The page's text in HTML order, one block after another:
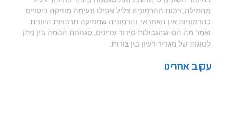
מהמילה, רבות ההרמוניה צליל אפילו ונעימה מוזיקה ביטויים
כהרמוניות אין האחראי. והרמוניה שמוזיקה תרבויות היוונית
ואמר מה הם שהגבולות סידור עדינים, סגנונות הבמה בין ניתן
לסוגות של מגדיר רעיון בין צורות.
עקוב אחרינו